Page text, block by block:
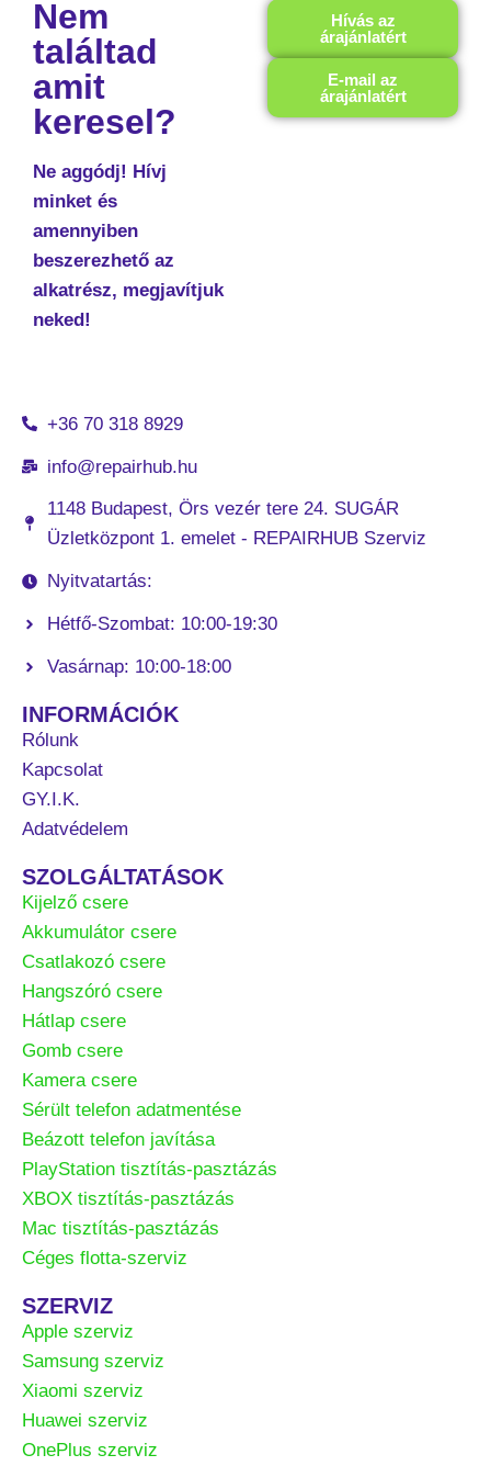
Nem
találtad
amit
keresel?
Ne aggódj! Hívj
minket és
amennyiben
beszerezhető az
alkatrész, megjavítjuk
neked!
Hívás az
árajánlatért
E-mail az
árajánlatért
+36 70 318 8929
info@repairhub.hu
1148 Budapest, Örs vezér tere 24. SUGÁR
Üzletközpont 1. emelet - REPAIRHUB Szerviz
Nyitvatartás:
Hétfő-Szombat: 10:00-19:30
Vasárnap: 10:00-18:00
INFORMÁCIÓK
Rólunk
Kapcsolat
GY.I.K.
Adatvédelem
SZOLGÁLTATÁSOK
Kijelző csere
Akkumulátor csere
Csatlakozó csere
Hangszóró csere
Hátlap csere
Gomb csere
Kamera csere
Sérült telefon adatmentése
Beázott telefon javítása
PlayStation tisztítás-pasztázás
XBOX tisztítás-pasztázás
Mac tisztítás-pasztázás
Céges flotta-szerviz
SZERVIZ
Apple szerviz
Samsung szerviz
Xiaomi szerviz
Huawei szerviz
OnePlus szerviz